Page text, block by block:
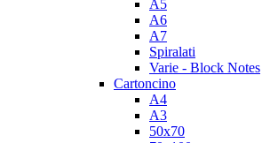
A5
A6
A7
Spiralati
Varie - Block Notes
Cartoncino
A4
A3
50x70